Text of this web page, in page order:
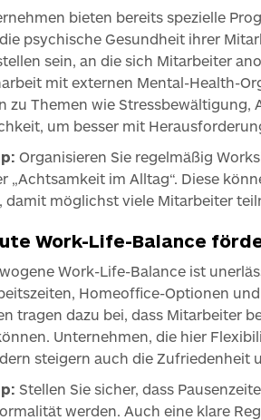
bieten bereits spezielle
psychische Gesundheit ihrer
sein, an die sich Mitarbeiter
mit externen Mental-Health-
zu Themen wie Stressbewältigung,
um besser mit
Organisieren Sie regelmäßig
„Achtsamkeit im Alltag“. Diese
damit möglichst viele Mitarbeiter
Work-Life-Balance
Work-Life-Balance ist
Homeoffice-Optionen
tragen dazu bei, dass Mitarbeiter
Unternehmen, die hier
steigern auch die Zufriedenheit
Stellen Sie sicher, dass
werden. Auch eine klare